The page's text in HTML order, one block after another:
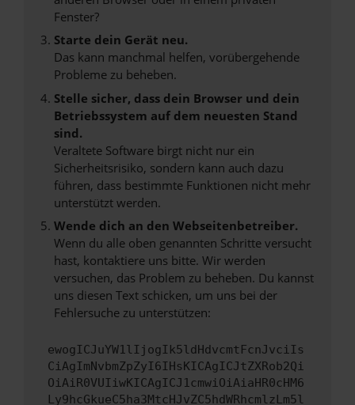
Fenster?
Starte dein Gerät neu.
Das kann manchmal helfen, vorübergehende
Probleme zu beheben.
Stelle sicher, dass dein Browser und dein
Betriebssystem auf dem neuesten Stand
sind.
Veraltete Software birgt nicht nur ein
Sicherheitsrisiko, sondern kann auch dazu
führen, dass bestimmte Funktionen nicht mehr
unterstützt werden.
Wende dich an den Webseitenbetreiber.
Wenn du alle oben genannten Schritte versucht
hast, kontaktiere uns bitte. Wir werden
versuchen, das Problem zu beheben. Du kannst
uns diesen Text schicken, um uns bei der
Fehlersuche zu unterstützen:
ewogICJuYW1lIjogIk5ldHdvcmtFcnJvciIs
CiAgImNvbmZpZyI6IHsKICAgICJtZXRob2Qi
OiAiR0VUIiwKICAgICJ1cmwiOiAiaHR0cHM6
Ly9hcGkueC5ha3MtcHJvZC5hdWRhcmlzLm5l